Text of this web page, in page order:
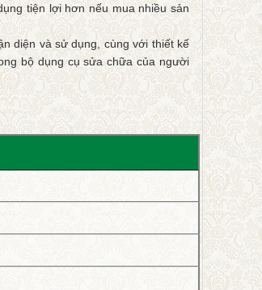
tiện lợi hơn nếu mua nhiều sản
diện và sử dụng, cùng với thiết kế
bộ dụng cụ sửa chữa của người